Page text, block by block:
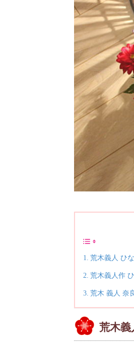
荒木義人 ひ
荒木義人作
荒木 義人 奈
荒木